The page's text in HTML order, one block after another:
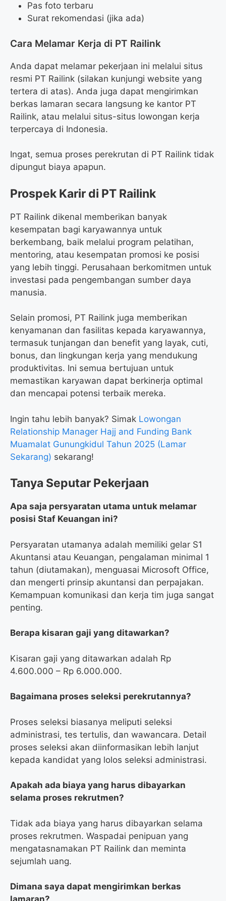
Pas foto terbaru
Surat rekomendasi (jika ada)
Cara Melamar Kerja di PT Railink
Anda dapat melamar pekerjaan ini melalui situs
resmi PT Railink (silakan kunjungi website yang
tertera di atas). Anda juga dapat mengirimkan
berkas lamaran secara langsung ke kantor PT
Railink, atau melalui situs-situs lowongan kerja
terpercaya di Indonesia.
Ingat, semua proses perekrutan di PT Railink tidak
dipungut biaya apapun.
Prospek Karir di PT Railink
PT Railink dikenal memberikan banyak
kesempatan bagi karyawannya untuk
berkembang, baik melalui program pelatihan,
mentoring, atau kesempatan promosi ke posisi
yang lebih tinggi. Perusahaan berkomitmen untuk
investasi pada pengembangan sumber daya
manusia.
Selain promosi, PT Railink juga memberikan
kenyamanan dan fasilitas kepada karyawannya,
termasuk tunjangan dan benefit yang layak, cuti,
bonus, dan lingkungan kerja yang mendukung
produktivitas. Ini semua bertujuan untuk
memastikan karyawan dapat berkinerja optimal
dan mencapai potensi terbaik mereka.
Ingin tahu lebih banyak? Simak Lowongan
Relationship Manager Hajj and Funding Bank
Muamalat Gunungkidul Tahun 2025 (Lamar
Sekarang) sekarang!
Tanya Seputar Pekerjaan
Apa saja persyaratan utama untuk melamar
posisi Staf Keuangan ini?
Persyaratan utamanya adalah memiliki gelar S1
Akuntansi atau Keuangan, pengalaman minimal 1
tahun (diutamakan), menguasai Microsoft Office,
dan mengerti prinsip akuntansi dan perpajakan.
Kemampuan komunikasi dan kerja tim juga sangat
penting.
Berapa kisaran gaji yang ditawarkan?
Kisaran gaji yang ditawarkan adalah Rp
4.600.000 – Rp 6.000.000.
Bagaimana proses seleksi perekrutannya?
Proses seleksi biasanya meliputi seleksi
administrasi, tes tertulis, dan wawancara. Detail
proses seleksi akan diinformasikan lebih lanjut
kepada kandidat yang lolos seleksi administrasi.
Apakah ada biaya yang harus dibayarkan
selama proses rekrutmen?
Tidak ada biaya yang harus dibayarkan selama
proses rekrutmen. Waspadai penipuan yang
mengatasnamakan PT Railink dan meminta
sejumlah uang.
Dimana saya dapat mengirimkan berkas